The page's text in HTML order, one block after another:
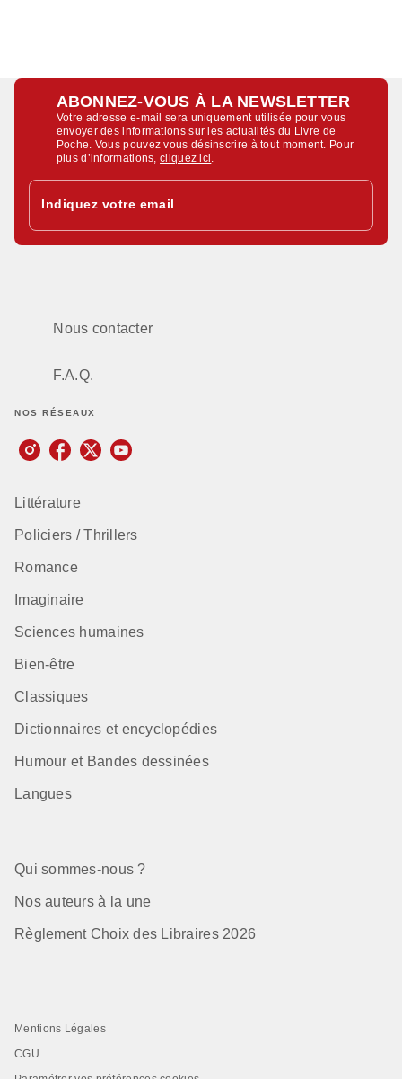
ABONNEZ-VOUS À LA NEWSLETTER
Votre adresse e-mail sera uniquement utilisée pour vous
envoyer des informations sur les actualités du Livre de
Poche. Vous pouvez vous désinscrire à tout moment. Pour
plus d’informations,cliquez ici
Indiquez votre email
Nous contacter
F.A.Q.
NOS RÉSEAUX
Littérature
Policiers / Thrillers
Romance
Imaginaire
Sciences humaines
Bien-être
Classiques
Dictionnaires et encyclopédies
Humour et Bandes dessinées
Langues
Qui sommes-nous ?
Nos auteurs à la une
Règlement Choix des Libraires 2026
Mentions Légales
CGU